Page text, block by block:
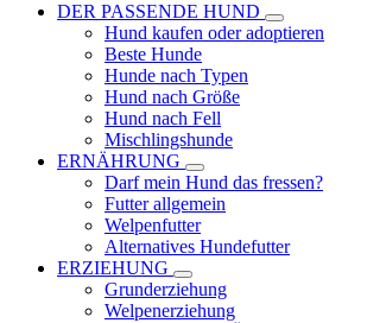
DER PASSENDE HUND
Hund kaufen oder adoptieren
Beste Hunde
Hunde nach Typen
Hund nach Größe
Hund nach Fell
Mischlingshunde
ERNÄHRUNG
Darf mein Hund das fressen?
Futter allgemein
Welpenfutter
Alternatives Hundefutter
ERZIEHUNG
Grunderziehung
Welpenerziehung